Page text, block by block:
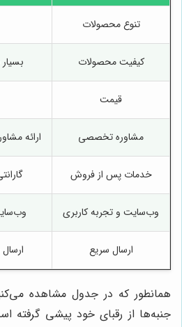
تنوع محصولات
کیفیت محصولات
قیمت
مشاوره تخصصی ارائه
خدمات پس از فروش
وب‌سایت و تجربه کاربری
ارسال سریع
همانطور که در جدول مشاهده
جنبه‌ها از رقبای خود پیشی گرفته